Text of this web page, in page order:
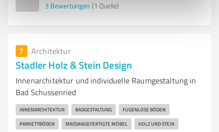
3 Bewertungen (1 Quelle)
7 Architektur
Stadler Holz & Stein Design
Innenarchitektur und individuelle Raumgestaltung in
Bad Schussenried
INNENARCHITEKTUR BADGESTALTUNG FUGENLOSE BÖDEN
PARKETTBÖDEN MASSANGEFERTIGTE MÖBEL HOLZ UND STEIN